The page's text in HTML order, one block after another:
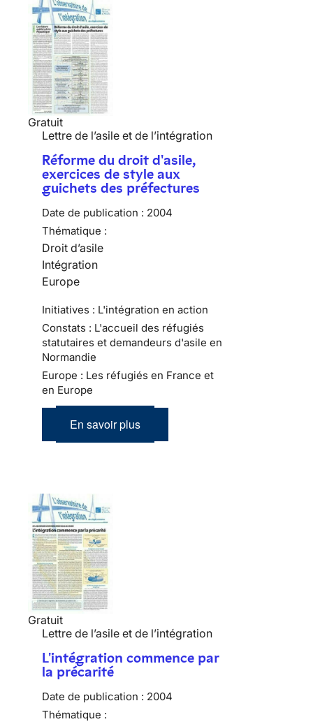
Gratuit
Lettre de l’asile et de l’intégration
Réforme du droit d'asile,
exercices de style aux
guichets des préfectures
Date de publication : 2004
Thématique :
Droit d’asile
Intégration
Europe
Initiatives : L'intégration en action
Constats : L'accueil des réfugiés
statutaires et demandeurs d'asile en
Normandie
Europe : Les réfugiés en France et
en Europe
En savoir plus
Gratuit
Lettre de l’asile et de l’intégration
L'intégration commence par
la précarité
Date de publication : 2004
Thématique :